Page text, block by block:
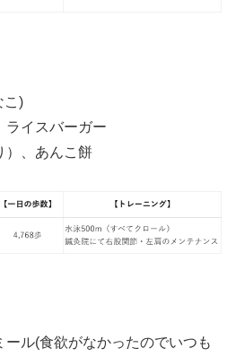
こ)
ライスバーガー
）、あんこ餅
ル(食欲がなかったのでいつも